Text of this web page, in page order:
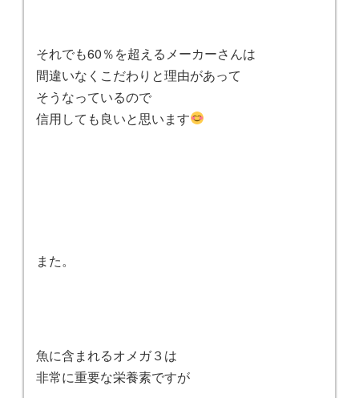
それでも60％を超えるメーカーさんは
間違いなくこだわりと理由があって
そうなっているので
信用しても良いと思います
また。
魚に含まれるオメガ３は
非常に重要な栄養素ですが